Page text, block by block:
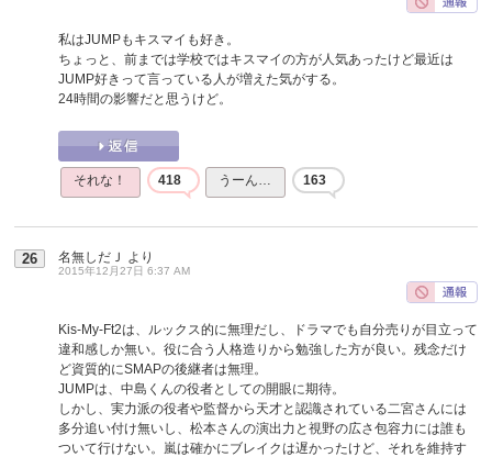
私はJUMPもキスマイも好き。
ちょっと、前までは学校ではキスマイの方が人気あったけど最近は
JUMP好きって言っている人が増えた気がする。
24時間の影響だと思うけど。
それな！ 418 うーん… 163
26 名無しだＪ より
2015年12月27日 6:37 AM
Kis-My-Ft2は、ルックス的に無理だし、ドラマでも自分売りが目立って
違和感しか無い。役に合う人格造りから勉強した方が良い。残念だけ
ど資質的にSMAPの後継者は無理。
JUMPは、中島くんの役者としての開眼に期待。
しかし、実力派の役者や監督から天才と認識されている二宮さんには
多分追い付け無いし、松本さんの演出力と視野の広さ包容力には誰も
ついて行けない。嵐は確かにブレイクは遅かったけど、それを維持す